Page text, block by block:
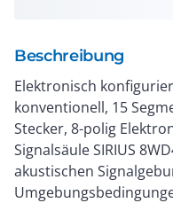
Beschreibung
Elektronisch
konventionell, 15
Stecker, 8-polig
Signalsäule SIRIUS
akustischen